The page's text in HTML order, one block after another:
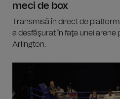
meci de box
Transmisă în direct de
a desfăşurat în faţa unei arene
Arlington.